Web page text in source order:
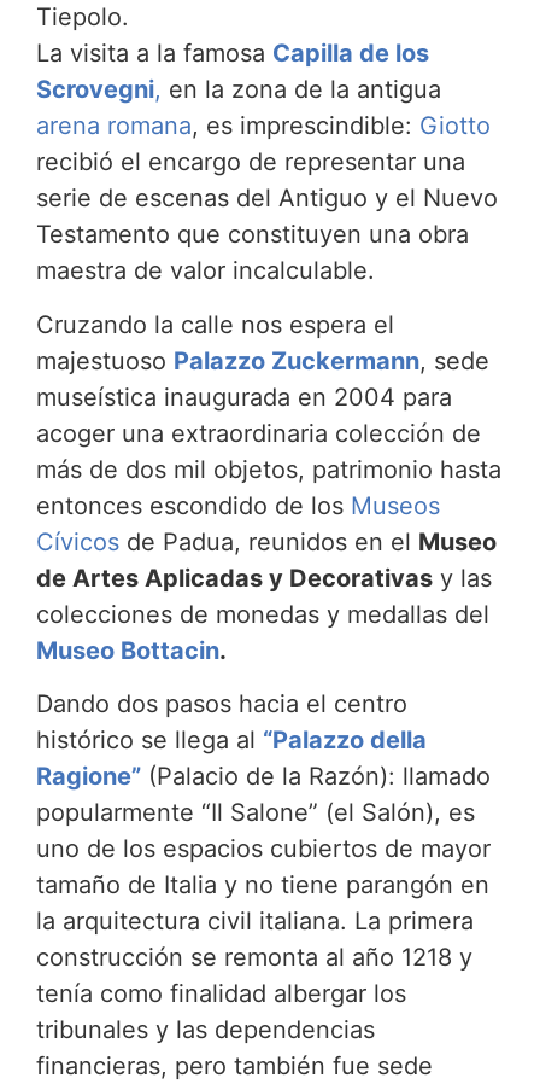
Tiepolo.
La visita a la famosa Capilla de los
Scrovegni, en la zona de la antigua
arena romana, es imprescindible: Giotto
recibió el encargo de representar una
serie de escenas del Antiguo y el Nuevo
Testamento que constituyen una obra
maestra de valor incalculable.
Cruzando la calle nos espera el
majestuoso Palazzo Zuckermann, sede
museística inaugurada en 2004 para
acoger una extraordinaria colección de
más de dos mil objetos, patrimonio hasta
entonces escondido de los Museos
Cívicos de Padua, reunidos en el Museo
de Artes Aplicadas y Decorativas y las
colecciones de monedas y medallas del
Museo Bottacin.
Dando dos pasos hacia el centro
histórico se llega al “Palazzo della
Ragione” (Palacio de la Razón): llamado
popularmente “Il Salone” (el Salón), es
uno de los espacios cubiertos de mayor
tamaño de Italia y no tiene parangón en
la arquitectura civil italiana. La primera
construcción se remonta al año 1218 y
tenía como finalidad albergar los
tribunales y las dependencias
financieras, pero también fue sede